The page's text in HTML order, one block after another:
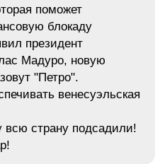
поможет
блокаду
президент
Мадуро, новую
"Петро".
венесуэльская
всю страну подсадили!